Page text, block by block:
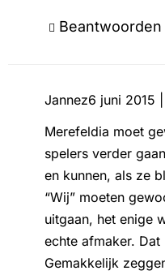
Beantwoorden
Jannez6 juni 2015
Merefeldia moet
spelers verder
en kunnen, als ze
“Wij” moeten
uitgaan, het enige
echte afmaker.
Gemakkelijk